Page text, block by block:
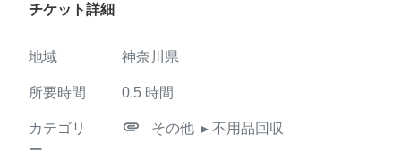
チケット詳細
地域 神奈川県
所要時間 0.5 時間
カテゴリ
ー
attachment その他 ▸ 不用品回収